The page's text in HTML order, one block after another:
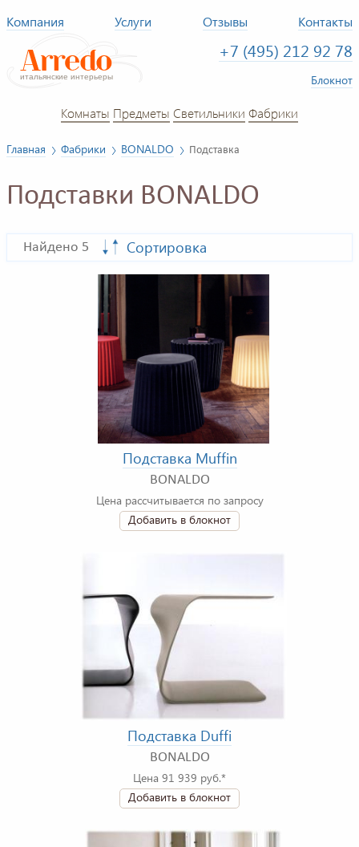
Компания Услуги Отзывы Контакты
+7 (495) 212 92 78
Блокнот
Комнаты Предметы Светильники Фабрики
Главная Фабрики BONALDO Подставка
Подставки BONALDO
Найдено 5 Сортировка
Подставка Muffin
BONALDO
Цена рассчитывается по запросу
Добавить в блокнот
Подставка Duffi
BONALDO
Цена 91 939 руб.*
Добавить в блокнот